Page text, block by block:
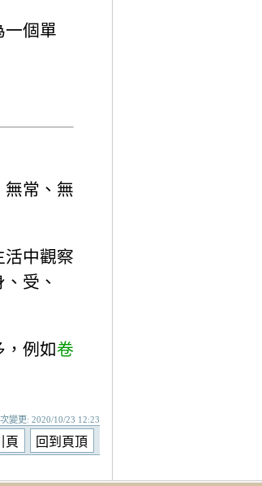
一個單
無常、無
活中觀察
受、
，例如卷
變更: 2020/10/23 12:23